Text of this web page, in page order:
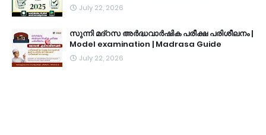
July 22, 2026
സുന്നി മദ്റസ അർദ്ധവാർഷിക പരീക്ഷ പരിശീലനം |
Model examination | Madrasa Guide
July 22, 2026